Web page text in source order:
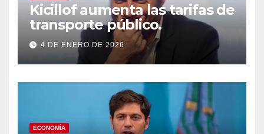
Kicillof aumenta las tarifas de
transporte público.
4 DE ENERO DE 2026
ECONOMÍA